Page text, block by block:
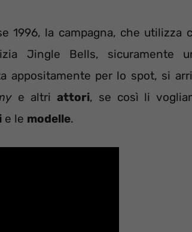
1996, la campagna, che utilizza
Jingle Bells, sicuramente
appositamente per lo spot, si
e altri attori, se così li
e le modelle.